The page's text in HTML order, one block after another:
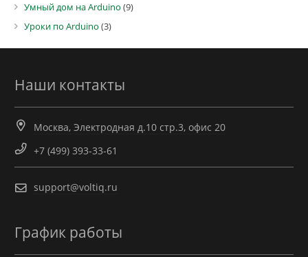
Умный дом на Arduino (9)
Уроки по Arduino (3)
Наши контакты
Москва, Электродная д.10 стр.3, офис 20
+7 (499) 393-33-61
support@voltiq.ru
График работы